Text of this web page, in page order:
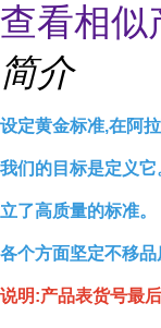
查看相
简介
设定黄金标准,在阿
我们的目标是定义
立了高质量的标准
各个方面坚定不移品
说明:产品表货号最